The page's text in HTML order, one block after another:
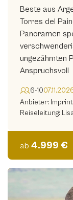
Let's Go
Lichter der
Lifetravel
MK.
Manuel
My-
Naturblick
Nick
Beste aus
Torres del
Panoramen
ungezähmten
Anspruchsvoll
6-10
Anbieter:
Reiseleitung:
ab 4.999 €